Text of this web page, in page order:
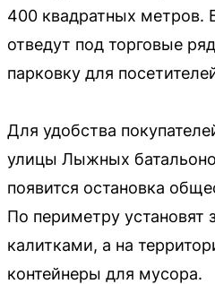
400 квадратных метров.
отведут под торговые
парковку для
Для удобства
улицы Лыжных
появится остановка
По периметру установят
калитками, а на
контейнеры для мусора.